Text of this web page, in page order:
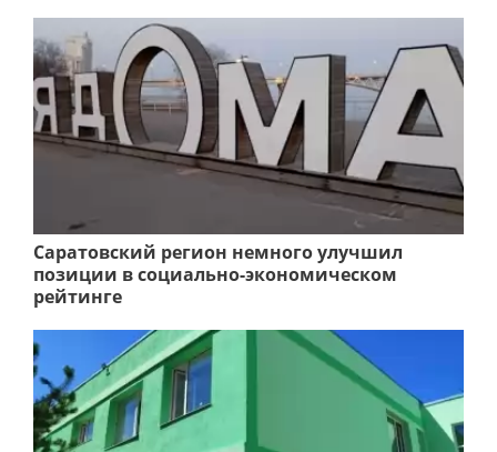
Саратовский регион немного улучшил
позиции в социально-экономическом
рейтинге